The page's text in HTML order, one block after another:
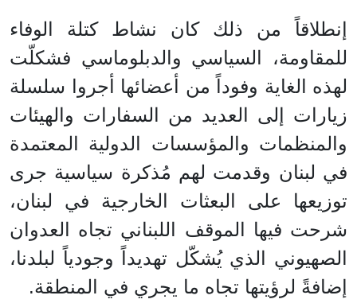
إنطلاقاً من ذلك كان نشاط كتلة الوفاء
للمقاومة، السياسي والدبلوماسي فشكلّت
لهذه الغاية وفوداً من أعضائها أجروا سلسلة
زيارات إلى العديد من السفارات والهيئات
والمنظمات والمؤسسات الدولية المعتمدة
في لبنان وقدمت لهم مُذكرة سياسية جرى
توزيعها على البعثات الخارجية في لبنان،
شرحت فيها الموقف اللبناني تجاه العدوان
الصهيوني الذي يُشكّل تهديداً وجودياً لبلدنا،
إضافةً لرؤيتها تجاه ما يجري في المنطقة.